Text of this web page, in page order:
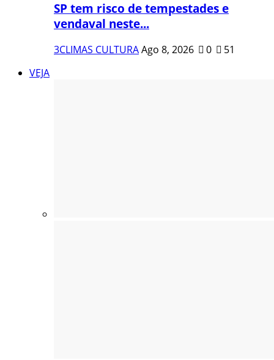
SP tem risco de tempestades e
vendaval neste...
3CLIMAS CULTURAAgo 8, 2026 0
51
VEJA